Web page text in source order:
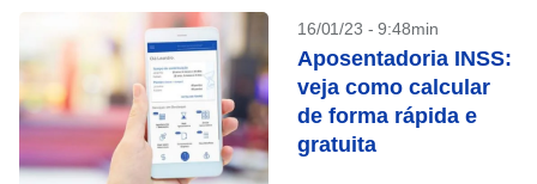
16/01/23 - 9:48min
Aposentadoria INSS:
veja como calcular
de forma rápida e
gratuita